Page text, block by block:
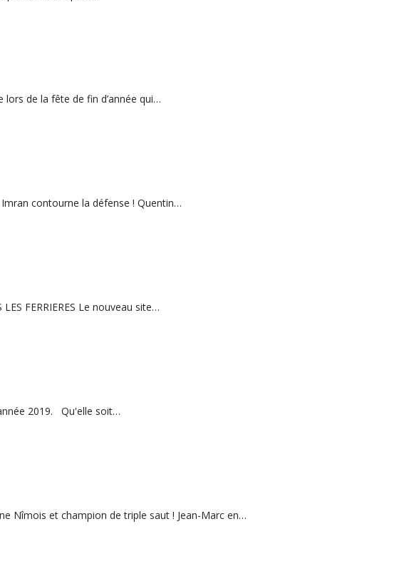
de la fête de fin d’année qui…
contourne la défense ! Quentin…
FERRIERES Le nouveau site…
2019. Qu'elle soit…
Nîmois et champion de triple saut ! Jean-Marc en…